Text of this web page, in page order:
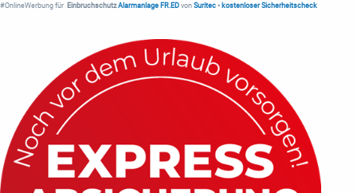
#OnlineWerbung für Einbruchschutz Alarmanlage FR.ED von Suritec • kostenloser Sicherheitscheck